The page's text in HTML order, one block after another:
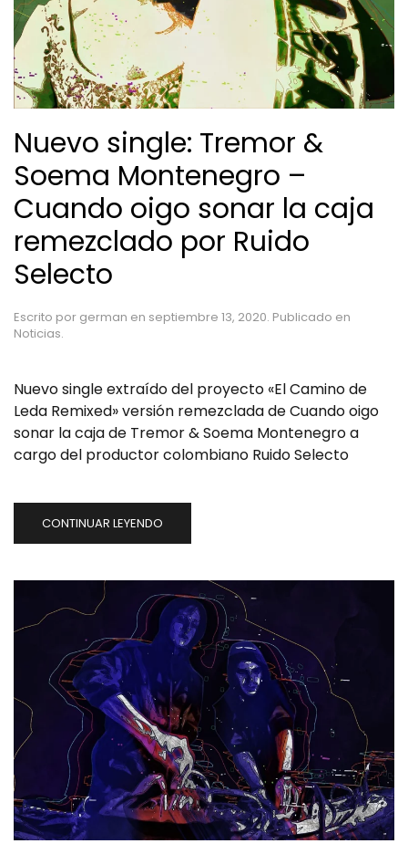
Nuevo single: Tremor &
Soema Montenegro –
Cuando oigo sonar la caja
remezclado por Ruido
Selecto
Escrito por german en septiembre 13, 2020. Publicado en
Noticias.
Nuevo single extraído del proyecto «El Camino de
Leda Remixed» versión remezclada de Cuando oigo
sonar la caja de Tremor & Soema Montenegro a
cargo del productor colombiano Ruido Selecto
CONTINUAR LEYENDO